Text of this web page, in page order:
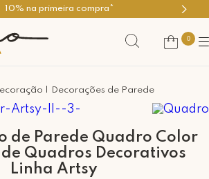
10% na primeira compra*
0
Decorações de Parede
de Parede Quadro Color
Quadros Decorativos
Linha Artsy